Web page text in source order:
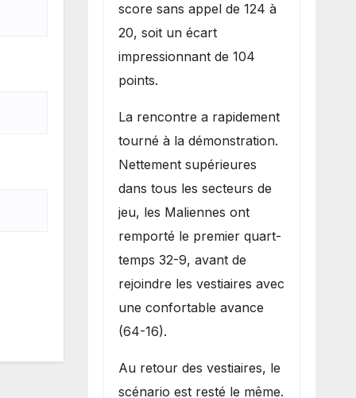
score sans appel de 124 à
20, soit un écart
impressionnant de 104
points.
La rencontre a rapidement
tourné à la démonstration.
Nettement supérieures
dans tous les secteurs de
jeu, les Maliennes ont
remporté le premier quart-
temps 32-9, avant de
rejoindre les vestiaires avec
une confortable avance
(64-16).
Au retour des vestiaires, le
scénario est resté le même.